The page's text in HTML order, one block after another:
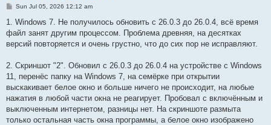
P
s
Sun Jul 05, 2026 12:12 am
1. Windows 7. Не получилось обновить с 26.0.3 до 26.0.4, всё время
файл занят другим процессом. Проблема древняя, на десятках
версий повторяется и очень грустно, что до сих пор не исправляют.
2. Скриншот "2". Обновил с 26.0.3 до 26.0.4 на устройстве с Windows
11, перенёс папку на Windows 7, на семёрке при открытии
выскакивает белое окно и больше ничего не происходит, на любые
нажатия в любой части окна не реагирует. Пробовал с включённым и
выключенным интернетом, разницы нет. На скриншоте размыта
только остальная часть окна программы, а белое окно изображено